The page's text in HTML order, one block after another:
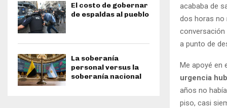
acababa de
dos horas no
conversación
a punto de
Me apoyé en
urgencia
años no
piso, casi
El costo de gobernar
de espaldas al pueblo
La soberanía
personal versus la
soberanía nacional